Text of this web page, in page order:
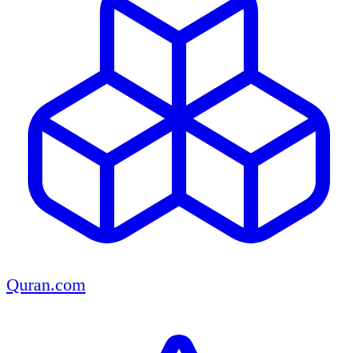
Quran.com